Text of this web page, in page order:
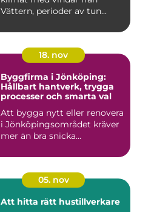
Vättern, perioder av tun...
18. nov
Byggfirma i Jönköping:
Hållbart hantverk, trygga
processer och smarta val
Att bygga nytt eller renovera
i Jönköpingsområdet kräver
mer än bra snicka...
05. nov
Att hitta rätt hustillverkare